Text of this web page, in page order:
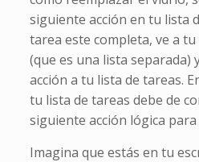
siguiente acción en tu lista
tarea este completa, ve a
(que es una lista separada)
acción a tu lista de tareas.
tu lista de tareas debe de
siguiente acción lógica
Imagina que estás en tu